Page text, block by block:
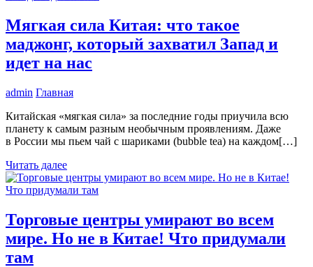
Мягкая сила Китая: что такое
маджонг, который захватил Запад и
идет на нас
admin Главная
Китайская «мягкая сила» за последние годы приучила всю
планету к самым разным необычным проявлениям. Даже
в России мы пьем чай с шариками (bubble tea) на каждом[…]
Читать далее
Торговые центры умирают во всем
мире. Но не в Китае! Что придумали
там